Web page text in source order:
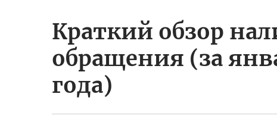
Краткий обзор
обращения (за
года)